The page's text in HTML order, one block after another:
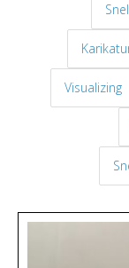
Visualizing